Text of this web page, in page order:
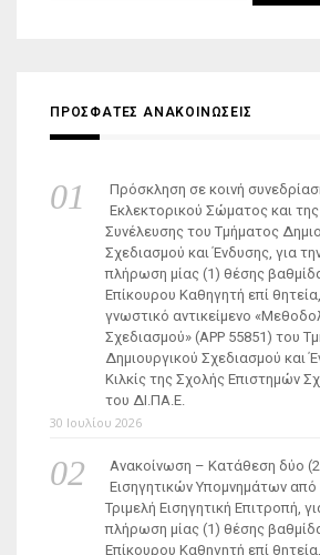
ΠΡΟΣΦΑΤΕΣ ΑΝΑΚΟΙΝΩΣΕΙΣ
Πρόσκληση σε κοινή
Εκλεκτορικού Σώματος και της
Συνέλευσης του Τμήματος
Σχεδιασμού και Ένδυσης, για
πλήρωση μίας (1) θέσης
Επίκουρου Καθηγητή επί
γνωστικό αντικείμενο
Σχεδιασμού» (ΑΡΡ 55851) του
Δημιουργικού Σχεδιασμού και
Κιλκίς της Σχολής Επιστημών
του ΔΙ.ΠΑ.Ε.
30 Ιουλίου 2026
Ανακοίνωση – Κατάθεση δύο
Εισηγητικών Υπομνημάτων από
Τριμελή Εισηγητική Επιτροπή,
πλήρωση μίας (1) θέσης
Επίκουρου Καθηγητή επί